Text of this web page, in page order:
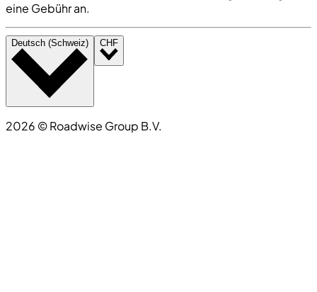
eine Gebühr an.
Deutsch (Schweiz) CHF
2026 ©Roadwise Group B.V.